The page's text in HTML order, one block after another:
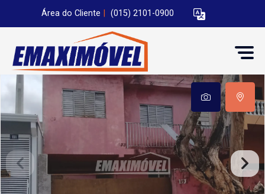
Área do Cliente (015) 2101-0900